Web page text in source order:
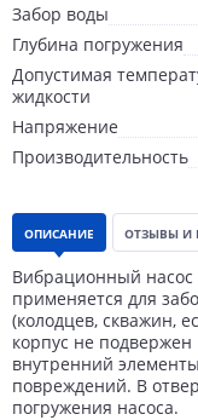
Забор воды
Глубина погружения
Допустимая
жидкости
Напряжение
Производительность
ОПИСАНИЕ ОТЗЫВЫ И
Вибрационный насос
применяется для
(колодцев, скважин,
корпус не
внутренний
повреждений. В
погружения насоса.